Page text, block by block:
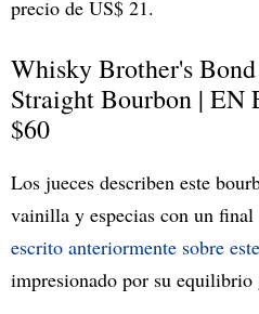
precio de US$ 21.
Whisky Brother's
Straight Bourbon | EN
$60
Los jueces describen este
vainilla y especias con un final
escrito anteriormente sobre este
impresionado por su equilibrio